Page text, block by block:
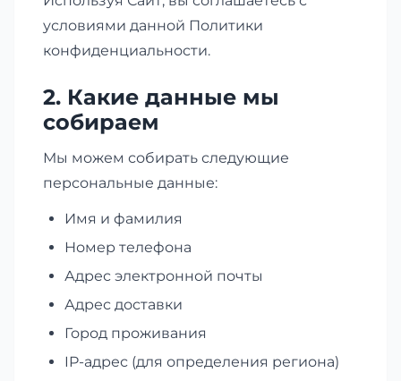
условиями данной Политики
конфиденциальности.
2. Какие данные мы
собираем
Мы можем собирать следующие
персональные данные:
Имя и фамилия
Номер телефона
Адрес электронной почты
Адрес доставки
Город проживания
IP-адрес (для определения региона)